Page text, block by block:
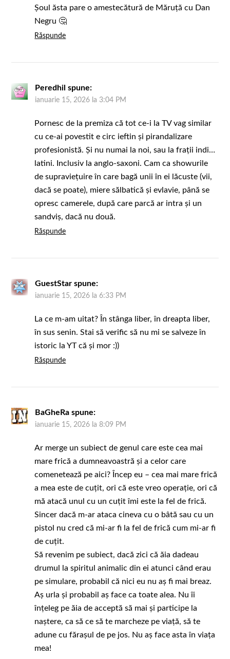
Șoul ăsta pare o amestecătură de Măruță cu Dan
Negru 🤔
Răspunde
Peredhil spune:
ianuarie 15, 2026 la 3:04 PM
Pornesc de la premiza că tot ce-i la TV vag similar
cu ce-ai povestit e circ ieftin și pirandalizare
profesionistă. Și nu numai la noi, sau la frații indi…
latini. Inclusiv la anglo-saxoni. Cam ca showurile
de supraviețuire în care bagă unii în ei lăcuste (vii,
dacă se poate), miere sălbatică și evlavie, până se
opresc camerele, după care parcă ar intra și un
sandviș, dacă nu două.
Răspunde
GuestStar spune:
ianuarie 15, 2026 la 6:33 PM
La ce m-am uitat? În stânga liber, în dreapta liber,
în sus senin. Stai să verific să nu mi se salveze în
istoric la YT că și mor :))
Răspunde
BaGheRa spune:
ianuarie 15, 2026 la 8:09 PM
Ar merge un subiect de genul care este cea mai
mare frică a dumneavoastră și a celor care
comenetează pe aici? Încep eu – cea mai mare frică
a mea este de cuțit, ori că este vreo operație, ori că
mă atacă unul cu un cuțit îmi este la fel de frică.
Sincer dacă m-ar ataca cineva cu o bâtă sau cu un
pistol nu cred că mi-ar fi la fel de frică cum mi-ar fi
de cuțit.
Să revenim pe subiect, dacă zici că ăia dadeau
drumul la spiritul animalic din ei atunci când erau
pe simulare, probabil că nici eu nu aș fi mai breaz.
Aș urla și probabil aș face ca toate alea. Nu îi
înțeleg pe ăia de acceptă să mai și participe la
naștere, ca să ce să te marcheze pe viață, să te
adune cu fărașul de pe jos. Nu aș face asta în viața
mea!